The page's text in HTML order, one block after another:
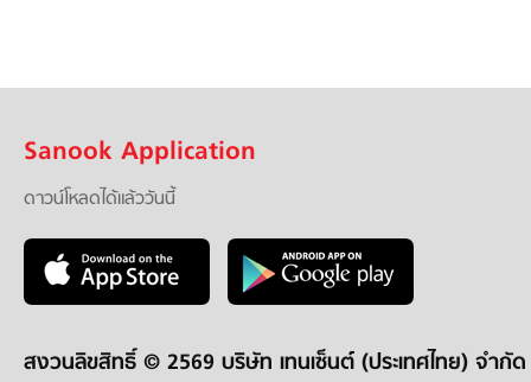
Sanook Application
ดาวน์โหลดได้แล้ววันนี้
สงวนลิขสิทธิ์ © 2569 บริษัท เทนเซ็นต์ (ประเทศไทย) จำกัด